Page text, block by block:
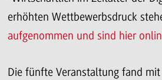
erhöhten Wettbewerbsdruck
aufgenommen und sind hier
Die fünfte Veranstaltung fand